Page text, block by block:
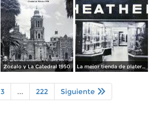
Zocalo y La Catedral 1950 La mejor tienda de plateria.
3 ... 222 Siguiente